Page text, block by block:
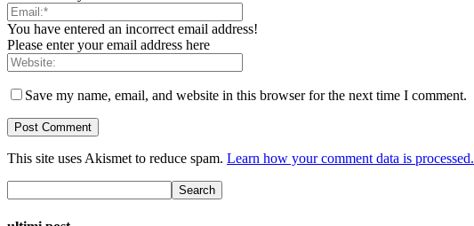
You have entered an incorrect email address!
Please enter your email address here
Save my name, email, and website in this browser for the next time I comment.
This site uses Akismet to reduce spam. Learn how your comment data is processed.